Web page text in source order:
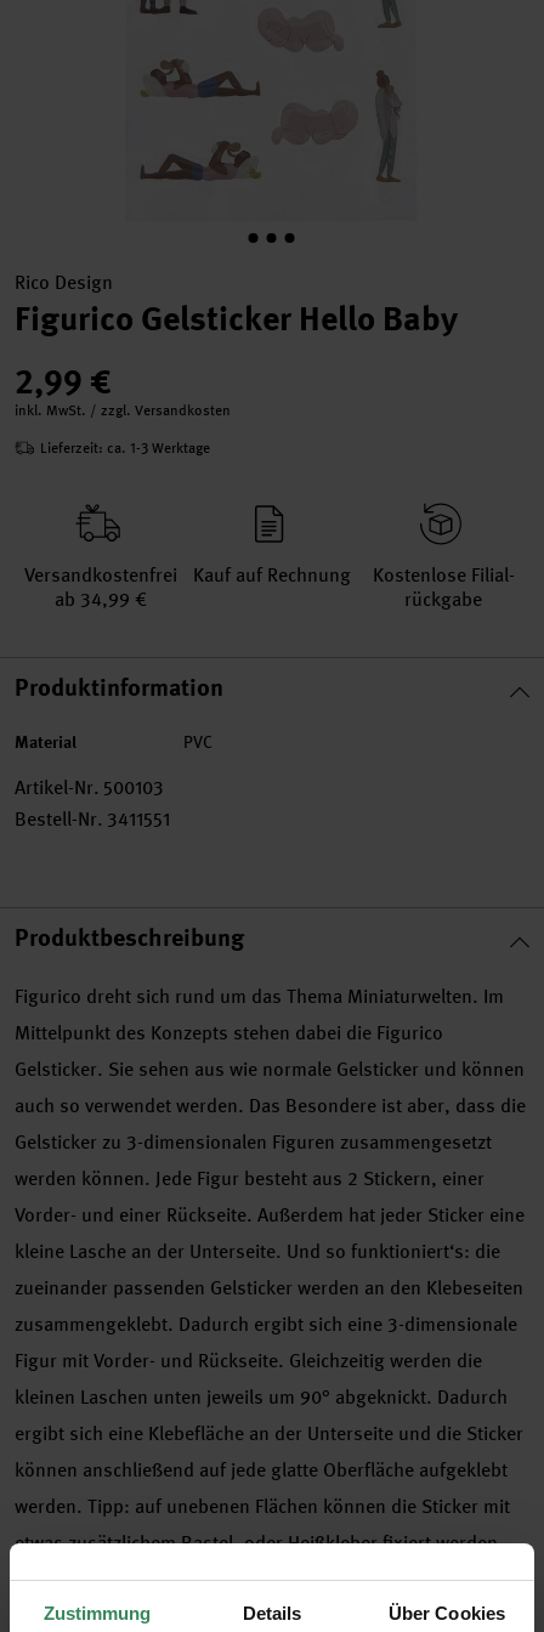
Zustimmung Details Über Cookies
Rico Design
Figurico Gelsticker Hello Baby
2,99 €
inkl. MwSt. / zzgl. Versandkosten
Lieferzeit: ca. 1-3 Werktage
Versand­kosten­frei
ab 34,99 €
Kauf auf Rechnung
Kosten­lose Filial­
rückgabe
Produktinformation
Material PVC
Artikel-Nr. 500103
Bestell-Nr. 3411551
Produktbeschreibung
Figurico dreht sich rund um das Thema Miniaturwelten. Im
Mittelpunkt des Konzepts stehen dabei die Figurico
Gelsticker. Sie sehen aus wie normale Gelsticker und können
auch so verwendet werden. Das Besondere ist aber, dass die
Gelsticker zu 3-dimensionalen Figuren zusammengesetzt
werden können. Jede Figur besteht aus 2 Stickern, einer
Vorder- und einer Rückseite. Außerdem hat jeder Sticker eine
kleine Lasche an der Unterseite. Und so funktioniert‘s: die
zueinander passenden Gelsticker werden an den Klebeseiten
zusammengeklebt. Dadurch ergibt sich eine 3-dimensionale
Figur mit Vorder- und Rückseite. Gleichzeitig werden die
kleinen Laschen unten jeweils um 90° abgeknickt. Dadurch
ergibt sich eine Klebefläche an der Unterseite und die Sticker
können anschließend auf jede glatte Oberfläche aufgeklebt
werden. Tipp: auf unebenen Flächen können die Sticker mit
etwas zusätzlichem Bastel- oder Heißkleber fixiert werden.
Die Figurico Gelsticker gibt es in 30 tollen Designs zu ganz
verschiedenen Themen, wie z.B. Hochzeit, Geburtstags- und